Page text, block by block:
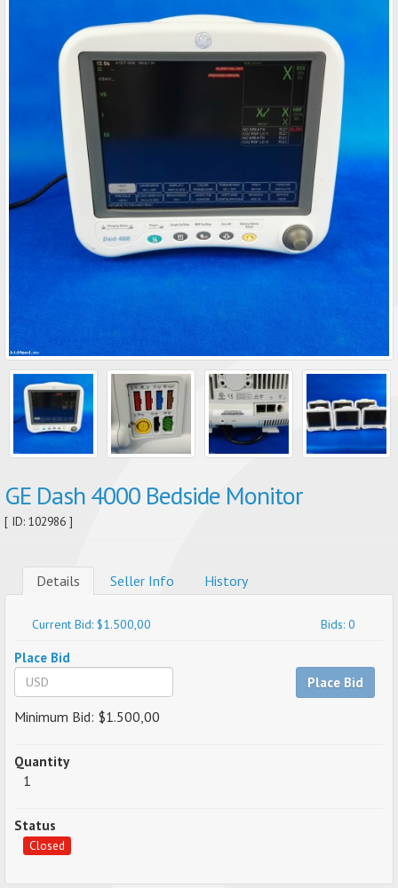
GE Dash 4000 Bedside Monitor
[ ID: 102986 ]
Details Seller Info History
Current Bid: $1.500,00 Bids: 0
Place Bid
Place Bid
Minimum Bid: $1.500,00
Quantity
1
Status
Closed